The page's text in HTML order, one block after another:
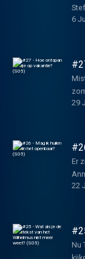
6
29
Er
22
Nu